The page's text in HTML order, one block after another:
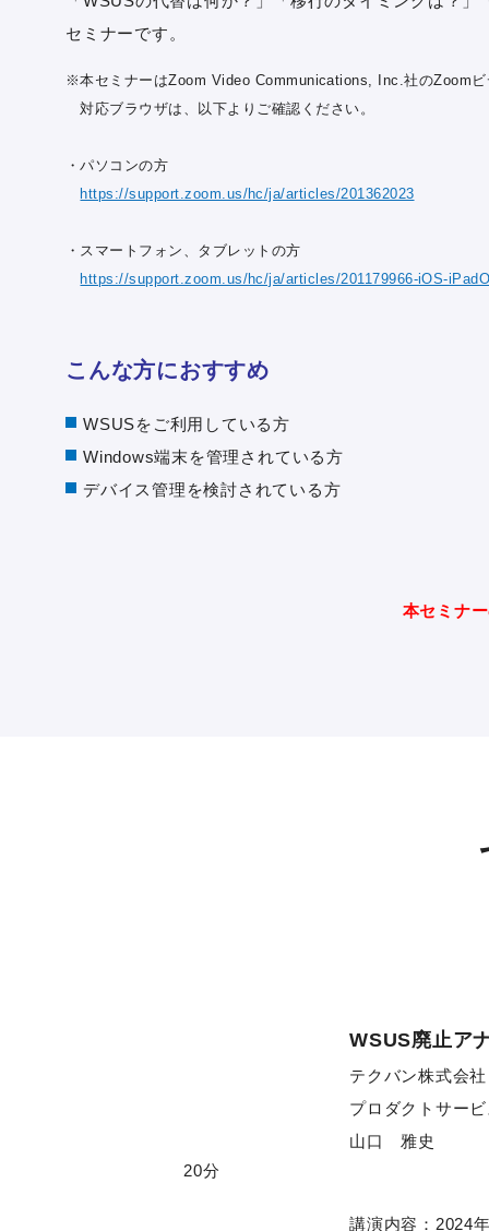
セミナーです。
※本セミナーはZoom Video Communications, Inc.社のZoomビ
対応ブラウザは、以下よりご確認ください。
・パソコンの方
https://support.zoom.us/hc/ja/articles/201362023
・スマートフォン、タブレットの方
https://support.zoom.us/hc/ja/articles/201179966-iOS-
こんな方におすすめ
WSUSをご利用している方
Windows端末を管理されている方
デバイス管理を検討されている方
本セミナ
20分
WSUS廃止ア
テクバン株式会社
プロダクトサー
山口 雅史
講演内容：2024